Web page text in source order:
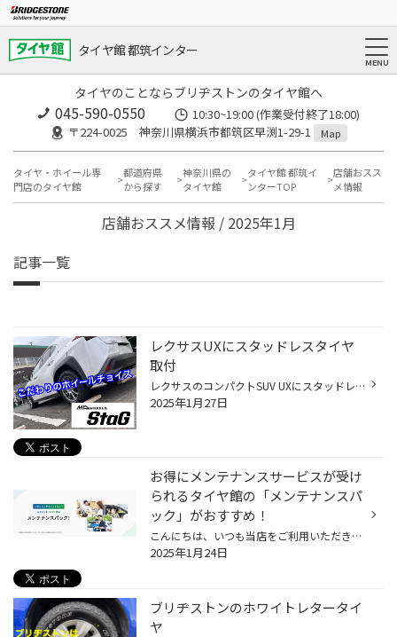
タイヤ館 都筑インター
タイヤのことならブリヂストンのタイヤ館へ
045-590-0550
10:30~19:00 (作業受付終了18:00)
〒224-0025 神奈川県横浜市都筑区早渕1-29-1
Map
タイヤ・ホイール専
門店のタイヤ館
都道府県
から探す
神奈川県の
タイヤ館
タイヤ館 都筑イ
ンターTOP
店舗おスス
メ情報
店舗おススメ情報 / 2025年1月
記事一覧
レクサスUXにスタッドレスタイヤ
取付
レクサスのコンパクトSUV UXにスタッドレスタイヤとホイールの取付です 装着タイヤは ブリザックVRX3 215/60R17 ホイールはMID シュナイダーSTAG サイズは17x7.0 48 5-114 メタリックグレー 空気圧センサーが装着されているのですが 今回は装着なしでの取付です 冬山に行かれるという事で ブリザッ...
2025年1月27日
お得にメンテナンスサービスが受け
られるタイヤ館の「メンテナンスパ
ック」がおすすめ！
こんにちは、いつも当店をご利用いただきましてありがとうございます。 本日は、タイヤ館でお得にメンテナンスサービスを受けることができる 「メンテナンスパック」をご紹介いたします。 唐突ですが、普段、おクルマの管理をどのようにされていますか？ 当店にお越しいただくお客様にお聞きすると...
2025年1月24日
ブリヂストンのホワイトレタータイ
ヤ